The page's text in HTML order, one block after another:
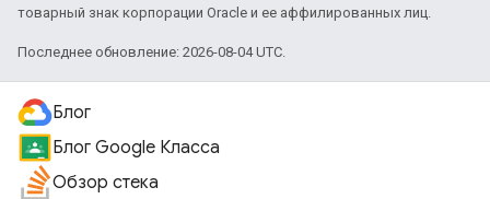
товарный знак корпорации Oracle и ее аффилированных лиц.
Последнее обновление: 2026-08-04 UTC.
Блог
Блог Google Класса
Обзор стека